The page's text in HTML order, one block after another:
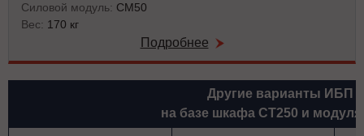
Силовой модуль: СМ50
Вес: 170 кг
Подробнее
Другие варианты ИБП
на базе шкафа СТ250 и